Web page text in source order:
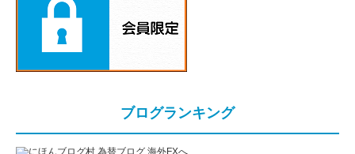
ブログランキング